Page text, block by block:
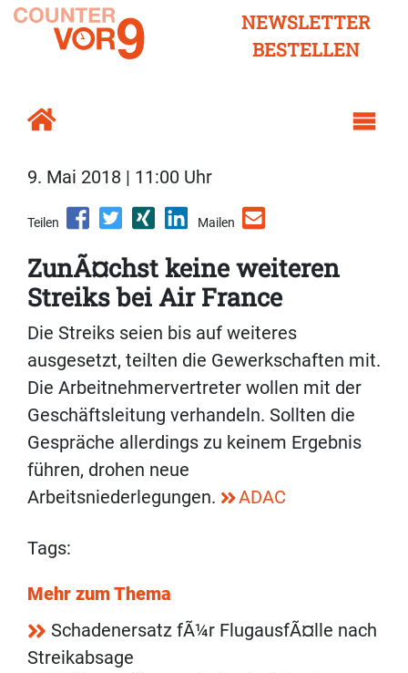
NEWSLETTER
BESTELLEN
9. Mai 2018 | 11:00 Uhr
Teilen Mailen
ZunÃ¤chst keine weiteren
Streiks bei Air France
Die Streiks seien bis auf weiteres
ausgesetzt, teilten die Gewerkschaften mit.
Die Arbeitnehmervertreter wollen mit der
Geschäftsleitung verhandeln. Sollten die
Gespräche allerdings zu keinem Ergebnis
führen, drohen neue
Arbeitsniederlegungen.
ADAC
Tags:
Mehr zum Thema
Schadenersatz fÃ¼r FlugausfÃ¤lle nach
Streikabsage